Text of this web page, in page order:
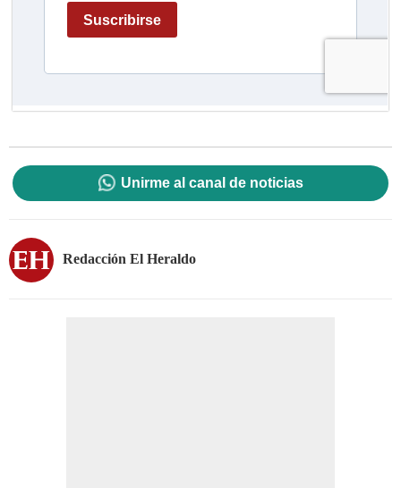
Unirme al canal de noticias
Redacción El Heraldo